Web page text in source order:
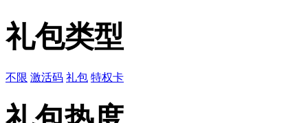
礼包类型
不限 激活码 礼包 特权卡